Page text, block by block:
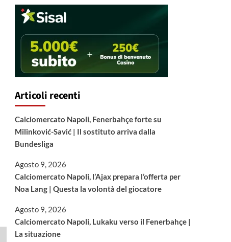
Articoli recenti
Calciomercato Napoli, Fenerbahçe forte su
Milinković-Savić | Il sostituto arriva dalla
Bundesliga
Agosto 9, 2026
Calciomercato Napoli, l’Ajax prepara l’offerta per
Noa Lang | Questa la volontà del giocatore
Agosto 9, 2026
Calciomercato Napoli, Lukaku verso il Fenerbahçe |
La situazione